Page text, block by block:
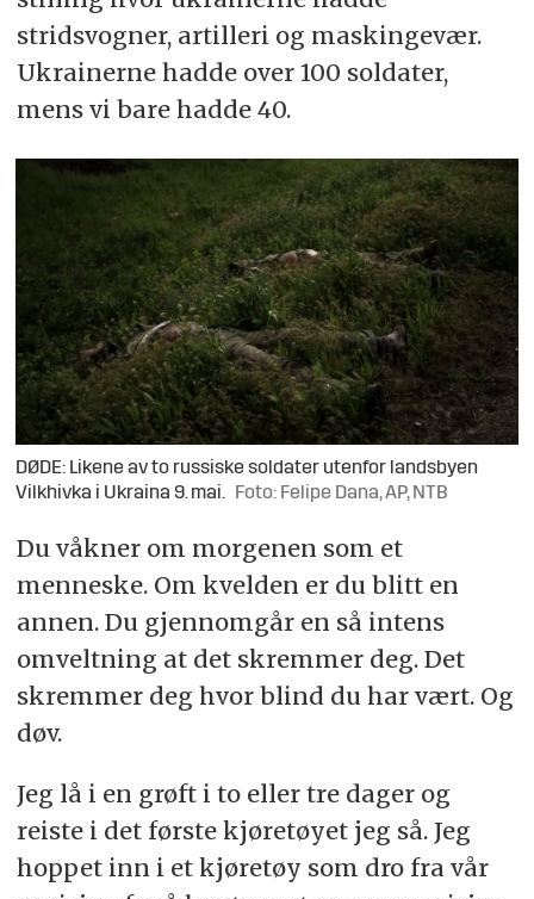
stridsvogner, artilleri og maskingevær.
Ukrainerne hadde over 100 soldater,
mens vi bare hadde 40.
DØDE: Likene av to russiske soldater utenfor landsbyen
Vilkhivka i Ukraina 9. mai. Foto: Felipe Dana, AP, NTB
Du våkner om morgenen som et
menneske. Om kvelden er du blitt en
annen. Du gjennomgår en så intens
omveltning at det skremmer deg. Det
skremmer deg hvor blind du har vært. Og
døv.
Jeg lå i en grøft i to eller tre dager og
reiste i det første kjøretøyet jeg så. Jeg
hoppet inn i et kjøretøy som dro fra vår